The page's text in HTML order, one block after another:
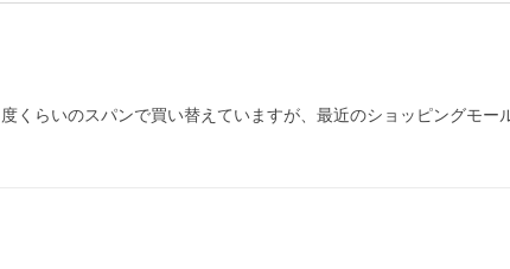
くらいのスパンで買い替えていますが、最近のショッピングモ